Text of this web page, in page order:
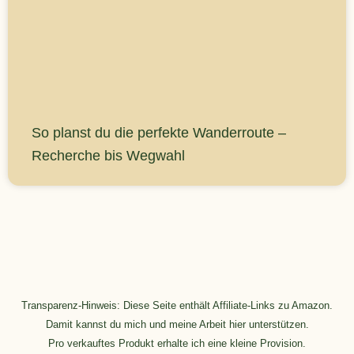
So planst du die perfekte Wanderroute –
Recherche bis Wegwahl
Transparenz-Hinweis: Diese Seite enthält Affiliate-Links zu Amazon.
Damit kannst du mich und meine Arbeit hier unterstützen.
Pro verkauftes Produkt erhalte ich eine kleine Provision.